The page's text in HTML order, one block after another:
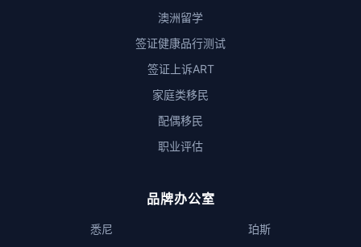
澳洲留学
签证健康品行测试
签证上诉ART
家庭类移民
配偶移民
职业评估
品牌办公室
悉尼
珀斯